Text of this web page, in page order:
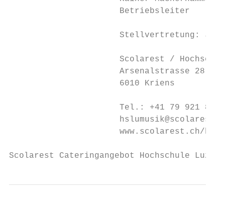
                      Betriebsleiter
Stellvertretung:
Scolarest /
                      Arsenalstrasse 28 a
                      6010 Kriens
Tel.: +41 79 921 82
www.scolarest.ch/
Scolarest Cateringangebot Hochschule